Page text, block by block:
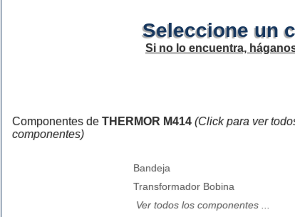
Seleccione un
Si no lo encuentra,
Componentes de THERMOR M414 (Click para ver
componentes)
Bandeja
Transformador Bobina
Ver todos los componentes ...